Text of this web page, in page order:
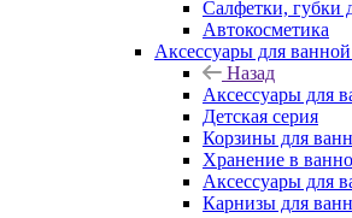
Салфетки, губки
Автокосметика
Аксессуары для
Назад
Аксессуары для
Детская серия
Корзины для
Хранение в
Аксессуары для
Карнизы для